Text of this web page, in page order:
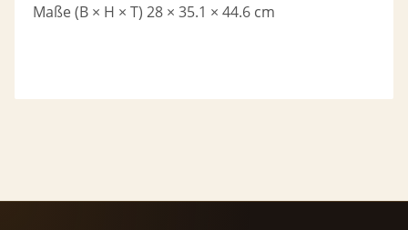
Maße (B × H × T) 28 × 35.1 × 44.6 cm